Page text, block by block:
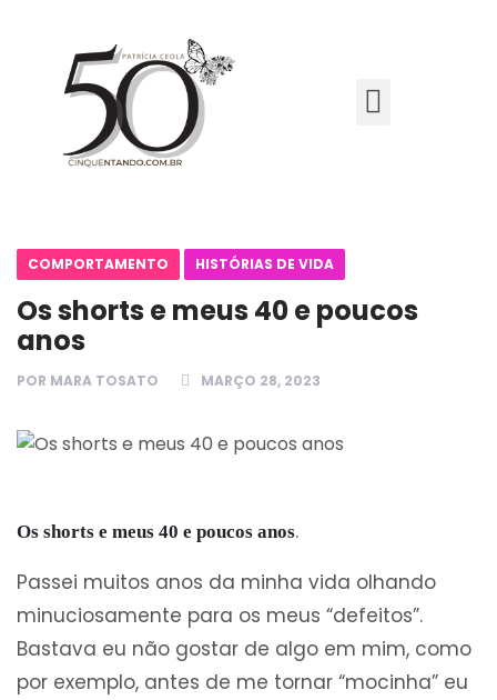
COMPORTAMENTO HISTÓRIAS DE VIDA
Os shorts e meus 40 e poucos
anos
POR MARA TOSATO MARÇO 28, 2023
Os shorts e meus 40 e poucos anos.
Passei muitos anos da minha vida olhando
minuciosamente para os meus “defeitos”.
Bastava eu não gostar de algo em mim, como
por exemplo, antes de me tornar “mocinha” eu